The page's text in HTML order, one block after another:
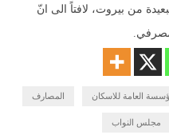
من بيروت، لافتاً الى انّ
العامة للاسكان المصارف
مجلس النواب